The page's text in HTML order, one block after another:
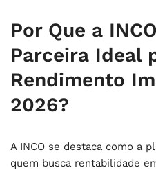
Por Que a
Parceira Ideal
Rendimento
2026?
A INCO se destaca como a
quem busca rentabilidade